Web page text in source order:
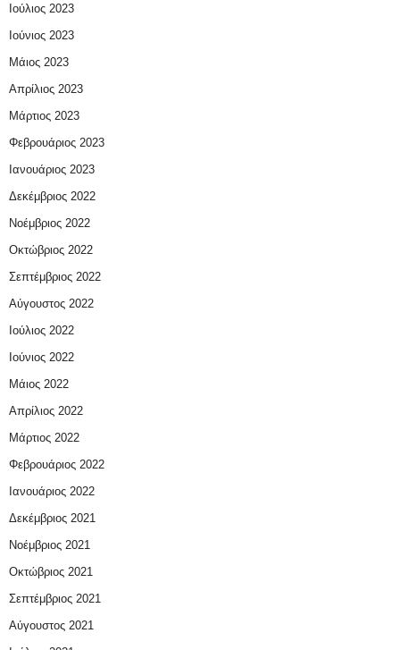
Ιούλιος 2023
Ιούνιος 2023
Μάιος 2023
Απρίλιος 2023
Μάρτιος 2023
Φεβρουάριος 2023
Ιανουάριος 2023
Δεκέμβριος 2022
Νοέμβριος 2022
Οκτώβριος 2022
Σεπτέμβριος 2022
Αύγουστος 2022
Ιούλιος 2022
Ιούνιος 2022
Μάιος 2022
Απρίλιος 2022
Μάρτιος 2022
Φεβρουάριος 2022
Ιανουάριος 2022
Δεκέμβριος 2021
Νοέμβριος 2021
Οκτώβριος 2021
Σεπτέμβριος 2021
Αύγουστος 2021